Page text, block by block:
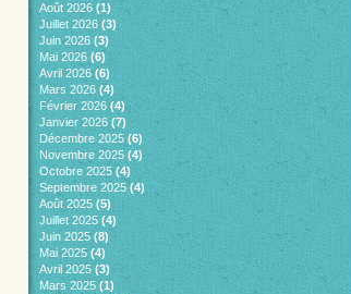
Août 2026(1)
Juillet 2026 (3)
Juin 2026 (3)
Mai 2026 (6)
Avril 2026 (6)
Mars 2026 (4)
Février 2026(4)
Janvier 2026 (7)
Décembre 2025 (6)
Novembre 2025 (4)
Octobre 2025 (4)
Septembre 2025(4)
Août 2025 (5)
Juillet 2025 (4)
Juin 2025(8)
Mai 2025 (4)
Avril 2025 (3)
Mars 2025 (1)